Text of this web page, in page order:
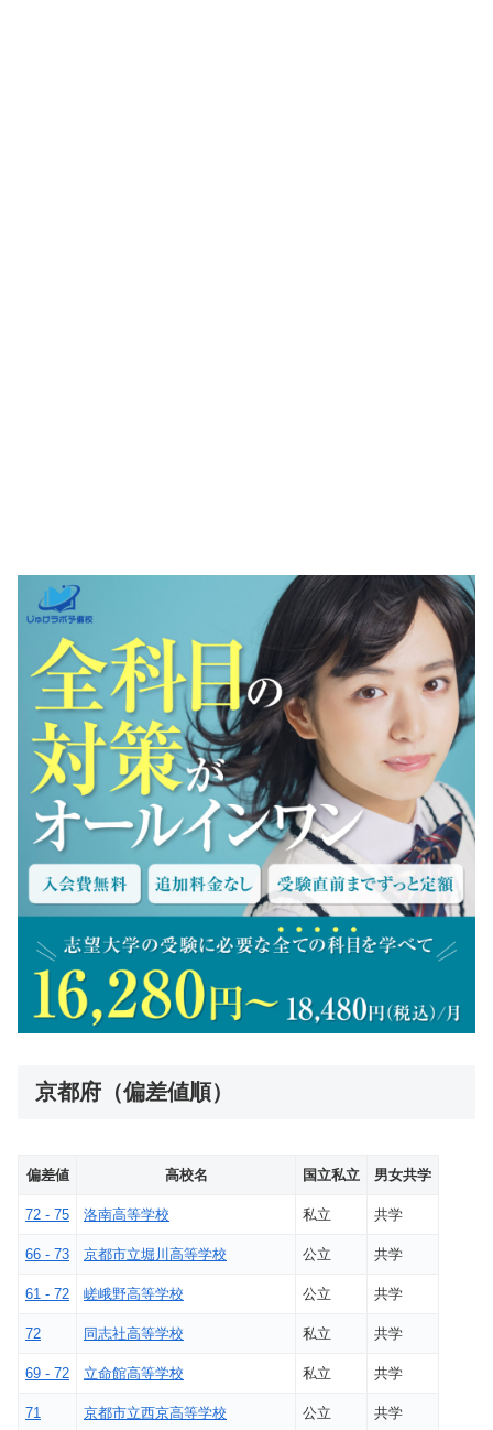
京都府（偏差値順）
偏差値 高校名 国立私立 男女共学
72 - 75 洛南高等学校 私立 共学
66 - 73 京都市立堀川高等学校 公立 共学
61 - 72 嵯峨野高等学校 公立 共学
72 同志社高等学校 私立 共学
69 - 72 立命館高等学校 私立 共学
71 京都市立西京高等学校 公立 共学